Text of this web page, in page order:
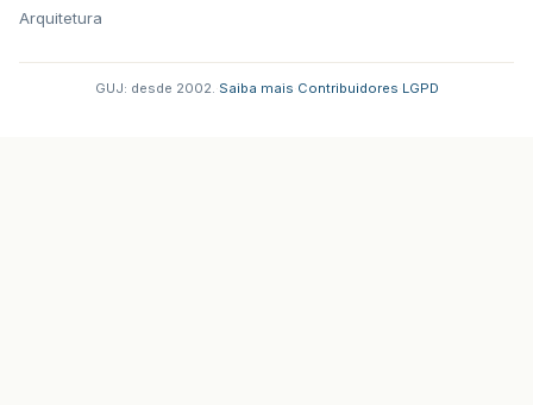
Arquitetura
GUJ: desde 2002. Saiba mais Contribuidores LGPD